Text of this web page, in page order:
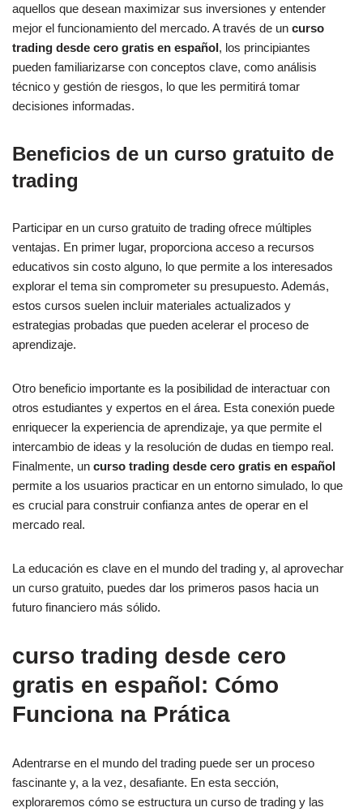
aquellos que desean maximizar sus inversiones y entender
mejor el funcionamiento del mercado. A través de un curso
trading desde cero gratis en español, los principiantes
pueden familiarizarse con conceptos clave, como análisis
técnico y gestión de riesgos, lo que les permitirá tomar
decisiones informadas.
Beneficios de un curso gratuito de
trading
Participar en un curso gratuito de trading ofrece múltiples
ventajas. En primer lugar, proporciona acceso a recursos
educativos sin costo alguno, lo que permite a los interesados
explorar el tema sin comprometer su presupuesto. Además,
estos cursos suelen incluir materiales actualizados y
estrategias probadas que pueden acelerar el proceso de
aprendizaje.
Otro beneficio importante es la posibilidad de interactuar con
otros estudiantes y expertos en el área. Esta conexión puede
enriquecer la experiencia de aprendizaje, ya que permite el
intercambio de ideas y la resolución de dudas en tiempo real.
Finalmente, un curso trading desde cero gratis en español
permite a los usuarios practicar en un entorno simulado, lo que
es crucial para construir confianza antes de operar en el
mercado real.
La educación es clave en el mundo del trading y, al aprovechar
un curso gratuito, puedes dar los primeros pasos hacia un
futuro financiero más sólido.
curso trading desde cero
gratis en español: Cómo
Funciona na Prática
Adentrarse en el mundo del trading puede ser un proceso
fascinante y, a la vez, desafiante. En esta sección,
exploraremos cómo se estructura un curso de trading y las